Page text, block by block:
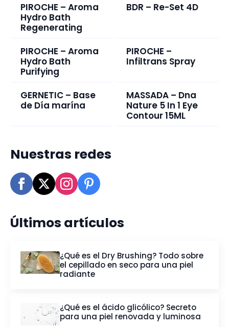
PIROCHE – Aroma
Hydro Bath
Regenerating
BDR – Re-Set 4D
PIROCHE – Aroma
Hydro Bath
Purifying
PIROCHE –
Infiltrans Spray
GERNETIC – Base
de Día marína
MASSADA – Dna
Nature 5 In 1 Eye
Contour 15ML
Nuestras redes
Últimos artículos
¿Qué es el Dry Brushing? Todo sobre
el cepillado en seco para una piel
radiante
¿Qué es el ácido glicólico? Secreto
para una piel renovada y luminosa